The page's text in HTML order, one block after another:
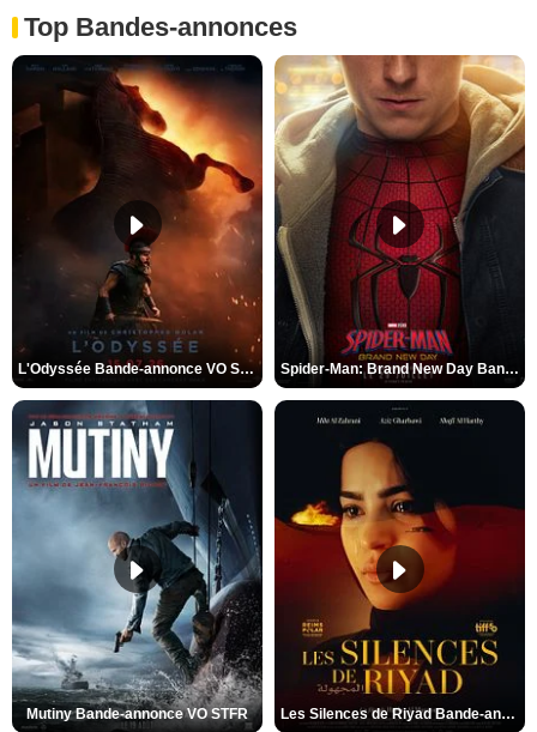
Top Bandes-annonces
L'Odyssée Bande-annonce VO STFR Spider-Man: Brand New Day Bande-annonce VO STFR
Mutiny Bande-annonce VO STFR Les Silences de Riyad Bande-annonce VO STFR